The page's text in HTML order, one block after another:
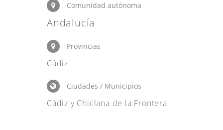
Comunidad autónoma
Andalucía
Provincias
Cádiz
Ciudades / Municipios
Cádiz y Chiclana de la Frontera